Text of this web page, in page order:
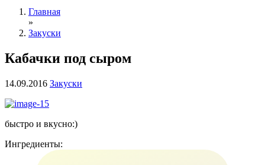
Главная
»
Закуски
Кабачки под сыром
14.09.2016 Закуски
быстро и вкусно:)
Ингредиенты: